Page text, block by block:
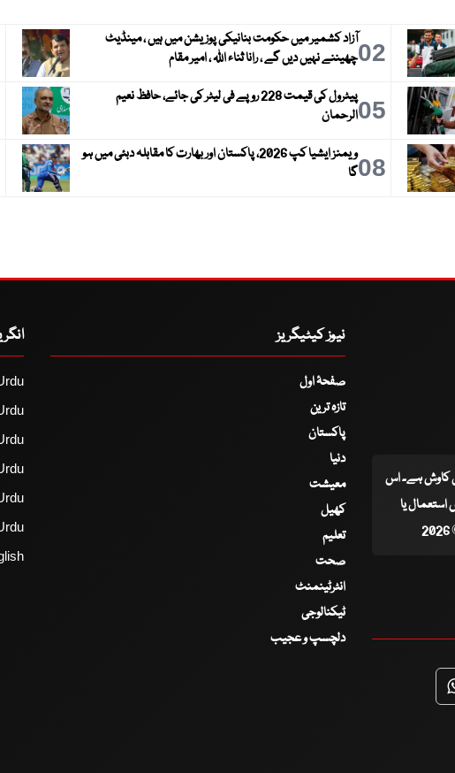
02آزاد کشمیر میں حکومت بنانیکی پوزیشن میں ہیں ، مینڈیٹ
چھیننے نہیں دیں گے ، رانا ثناء اللہ ، امیر مقام
05
پیٹرول کی قیمت 228 روپے فی لیٹر کی جائے، حافظ نعیم
الرحمان
08
ویمنز ایشیا کپ 2026، پاکستان اور بھارت کا مقابلہ دبئی میں ہو
گا
کی کاوش ہے۔ اس
یا
نیوز کیٹیگریز
صفحۂ اول
تازہ ترین
پاکستان
دنیا
معیشت
کھیل
تعلیم
صحت
انٹرٹینمنٹ
ٹیکنالوجی
دلچسپ و عجیب